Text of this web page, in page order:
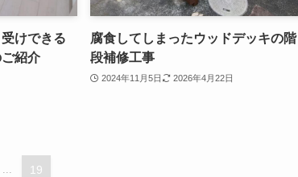
けできる
紹介
腐食してしまったウッドデッキの階
段補修工事
2024年11月5日 2026年4月22日
19